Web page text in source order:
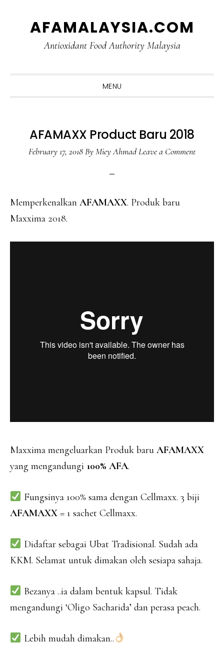
AFAMALAYSIA.COM
Antioxidant Food Authority Malaysia
MENU
AFAMAXX Product Baru 2018
February 17, 2018ByMiey AhmadLeave a Comment
Memperkenalkan AFAMAXX. Produk baru
Maxxima 2018.
Maxxima mengeluarkan Produk baru AFAMAXX
yang mengandungi 100% AFA.
Fungsinya 100% sama dengan Cellmaxx. 3 biji
AFAMAXX = 1 sachet Cellmaxx.
Didaftar sebagai Ubat Tradisional. Sudah ada
KKM. Selamat untuk dimakan oleh sesiapa sahaja.
Bezanya ..ia dalam bentuk kapsul. Tidak
mengandungi ‘Oligo Sacharida’ dan perasa peach.
Lebih mudah dimakan..